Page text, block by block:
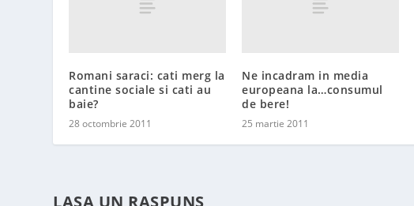
Romani saraci: cati merg la
cantine sociale si cati au
baie?
28 octombrie 2011
Ne incadram in media
europeana la…consumul
de bere!
25 martie 2011